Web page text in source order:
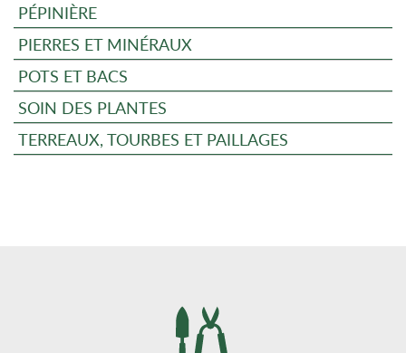
PÉPINIÈRE
PIERRES ET MINÉRAUX
POTS ET BACS
SOIN DES PLANTES
TERREAUX, TOURBES ET PAILLAGES